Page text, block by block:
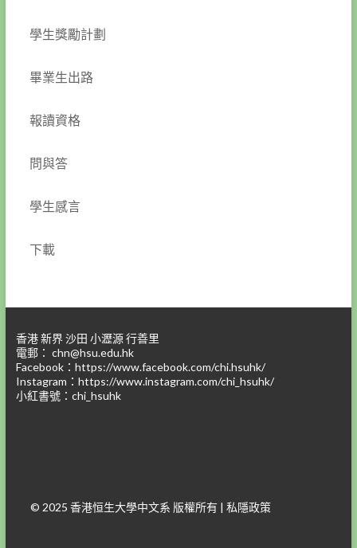
學生獎勵計劃
畢業生出路
報讀資格
問與答
學生感言
下載
香港 新界 沙田 小瀝源 行善里
電郵： chn@hsu.edu.hk
Facebook： https://www.facebook.com/chi.hsuhk/
Instagram： https://www.instagram.com/chi_hsuhk/
小紅書號：chi_hsuhk
© 2025 香港恒生大學中文系 版權所有 | 私隱政策